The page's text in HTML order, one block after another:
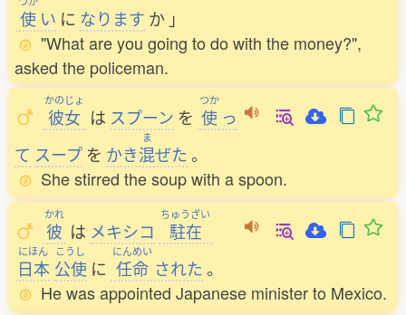
使 い に なります か 」
"What are you going to do with the money?",
asked the policeman.
かのじょ
彼女 は スプーン を
つか
使 っ
て スープ を かき
ま
混ぜた。
She stirred the soup with a spoon.
かれ
彼 は メキシコ
ちゅうざい
駐在
にほん
日本
こうし
公使 に
にんめい
任命 された。
He was appointed Japanese minister to Mexico.